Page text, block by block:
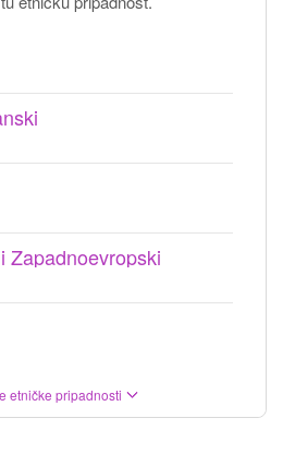
Zapadnoevropski
etničke pripadnosti